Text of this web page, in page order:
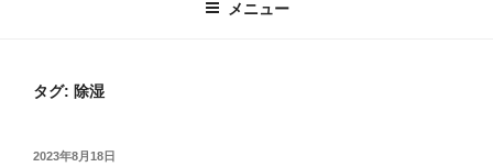
メニュー
タグ: 除湿
投
2023年8月18日